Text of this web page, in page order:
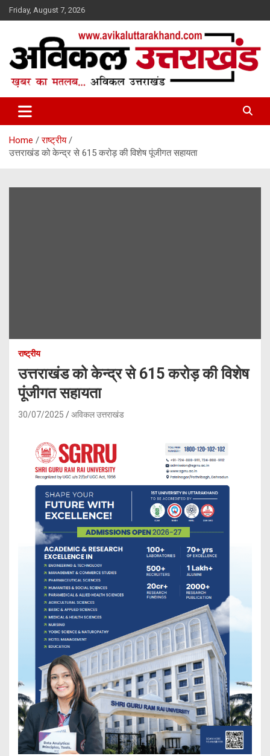
Skip
to
Friday, August 7, 2026
Avikal Uttarakhand
Home
राष्ट्रीय
उत्तराखंड को केन्द्र से 615 करोड़ की विशेष पूंजीगत सहायता
राष्ट्रीय
उत्तराखंड को केन्द्र से 615 करोड़ की विशेष
पूंजीगत सहायता
30/07/2025 अविकल उत्तराखंड